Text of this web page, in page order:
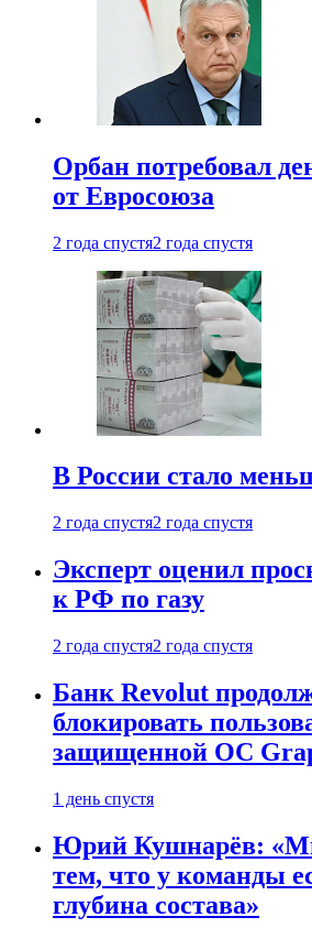
Орбан потребовал
от Евросоюза
2 года спустя2 года спустя
В России стало
2 года спустя2 года спустя
Эксперт оценил
к РФ по газу
2 года спустя2 года спустя
Банк Revolut
блокировать
защищенной ОС
1 день спустя
Юрий Кушнарёв:
тем, что у команды
глубина состава»